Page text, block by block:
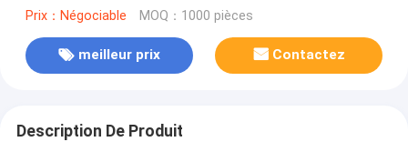
résistante aux morsures
Prix：Négociable MOQ：1000 pièces
meilleur prix Contactez
Description De Produit